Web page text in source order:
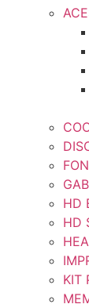
HD
HD
KIT